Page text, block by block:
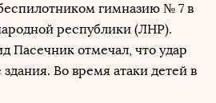
гимназию № 7 в
республики (ЛНР).
Пасечник отмечал, что удар
Во время атаки детей в